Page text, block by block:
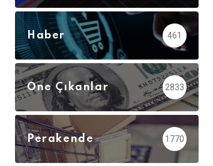
Haber 461
Öne Çıkanlar 2833
Perakende 1770